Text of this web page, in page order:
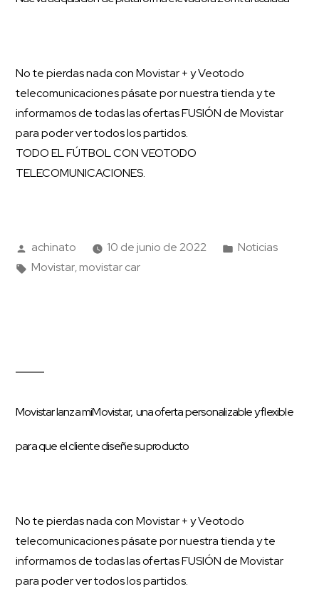
No te pierdas nada con Movistar + y Veotodo
telecomunicaciones pásate por nuestra tienda y te
informamos de todas las ofertas FUSIÓN de Movistar
para poder ver todos los partidos.
TODO EL FÚTBOL CON VEOTODO
TELECOMUNICACIONES.
achinato 10 de junio de 2022
Noticias
Movistar, movistar car
Movistar lanza miMovistar, una oferta personalizable y flexible
para que el cliente diseñe su producto
No te pierdas nada con Movistar + y Veotodo
telecomunicaciones pásate por nuestra tienda y te
informamos de todas las ofertas FUSIÓN de Movistar
para poder ver todos los partidos.